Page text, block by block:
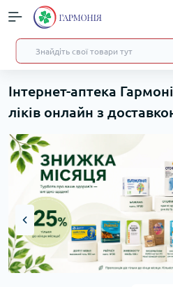
Інтернет-аптека
ліків онлайн з